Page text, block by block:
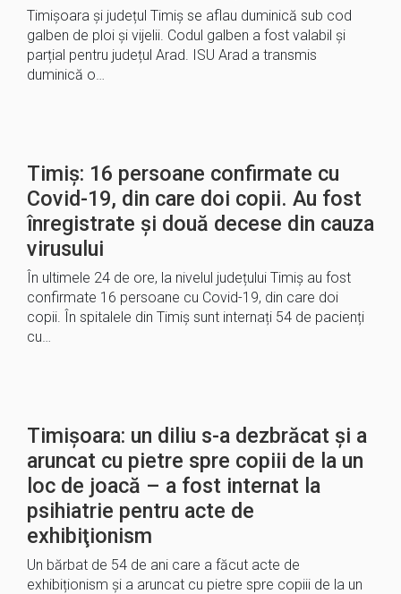
Timișoara și județul Timiș se aflau duminică sub cod
galben de ploi și vijelii. Codul galben a fost valabil și
parțial pentru județul Arad. ISU Arad a transmis
duminică o…
Timiș: 16 persoane confirmate cu
Covid-19, din care doi copii. Au fost
înregistrate și două decese din cauza
virusului
În ultimele 24 de ore, la nivelul județului Timiș au fost
confirmate 16 persoane cu Covid-19, din care doi
copii. În spitalele din Timiș sunt internați 54 de pacienți
cu…
Timișoara: un diliu s-a dezbrăcat şi a
aruncat cu pietre spre copiii de la un
loc de joacă – a fost internat la
psihiatrie pentru acte de
exhibiţionism
Un bărbat de 54 de ani care a făcut acte de
exhibiționism şi a aruncat cu pietre spre copiii de la un